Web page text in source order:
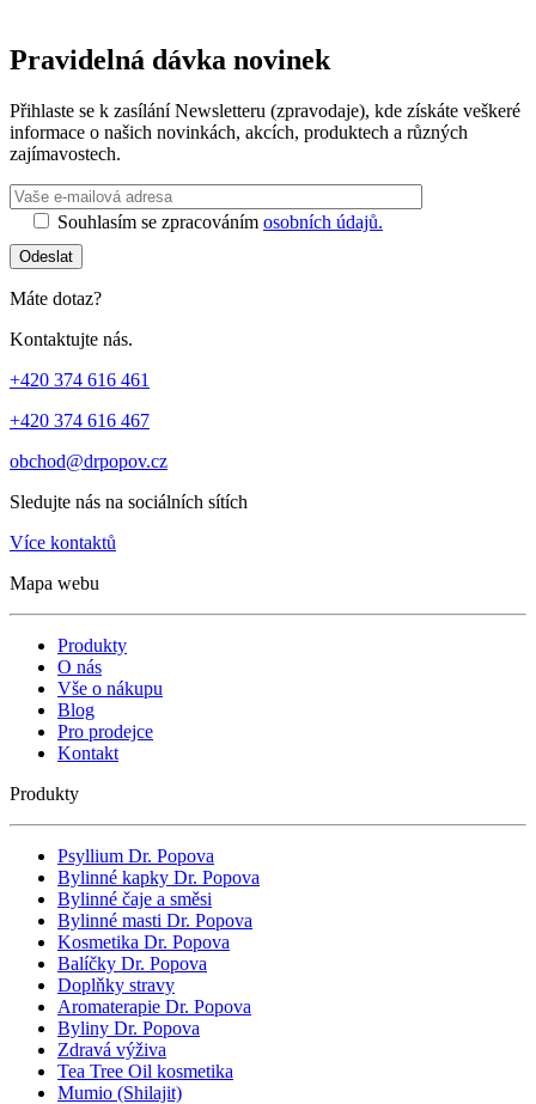
Pravidelná dávka novinek
Přihlaste se k zasílání Newsletteru (zpravodaje), kde získáte veškeré
informace o našich novinkách, akcích, produktech a různých
zajímavostech.
Souhlasím se zpracováním osobních údajů.
Odeslat
Máte dotaz?
Kontaktujte nás.
+420 374 616 461
+420 374 616 467
obchod@drpopov.cz
Sledujte nás na sociálních sítích
Více kontaktů
Mapa webu
Produkty
O nás
Vše o nákupu
Blog
Pro prodejce
Kontakt
Produkty
Psyllium Dr. Popova
Bylinné kapky Dr. Popova
Bylinné čaje a směsi
Bylinné masti Dr. Popova
Kosmetika Dr. Popova
Balíčky Dr. Popova
Doplňky stravy
Aromaterapie Dr. Popova
Byliny Dr. Popova
Zdravá výživa
Tea Tree Oil kosmetika
Mumio (Shilajit)